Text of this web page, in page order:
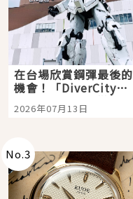
在台場欣賞鋼彈最後的
機會！「DiverCity
Tokyo Plaza」搭船、
購物、美食及夜景，一
2026年07月13日
No.3